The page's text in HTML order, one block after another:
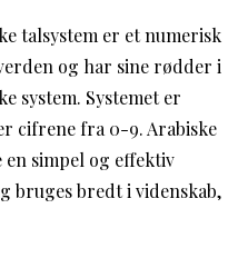
talsystem er et numerisk
og har sine rødder i
system. Systemet er
cifrene fra 0-9. Arabiske
simpel og effektiv
bruges bredt i videnskab,